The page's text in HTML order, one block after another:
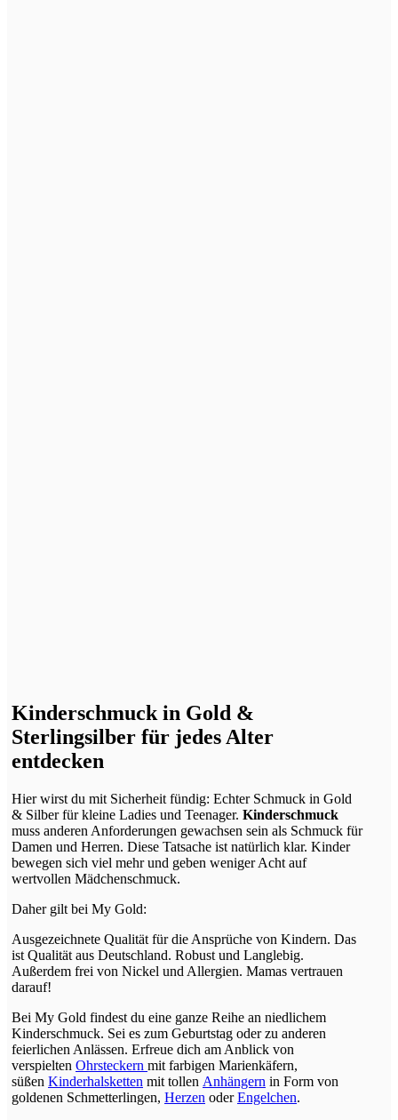
Kinderschmuck in Gold &
Sterlingsilber für jedes Alter
entdecken
Hier wirst du mit Sicherheit fündig: Echter Schmuck in Gold
& Silber für kleine Ladies und Teenager. Kinderschmuck
muss anderen Anforderungen gewachsen sein als Schmuck für
Damen und Herren. Diese Tatsache ist natürlich klar. Kinder
bewegen sich viel mehr und geben weniger Acht auf
wertvollen Mädchenschmuck.
Daher gilt bei My Gold:
Ausgezeichnete Qualität für die Ansprüche von Kindern. Das
ist Qualität aus Deutschland. Robust und Langlebig.
Außerdem frei von Nickel und Allergien. Mamas vertrauen
darauf!
Bei My Gold findest du eine ganze Reihe an niedlichem
Kinderschmuck. Sei es zum Geburtstag oder zu anderen
feierlichen Anlässen. Erfreue dich am Anblick von
verspielten Ohrsteckern mit farbigen Marienkäfern,
süßen Kinderhalsketten mit tollen Anhängern in Form von
goldenen Schmetterlingen, Herzen oderEngelchen.